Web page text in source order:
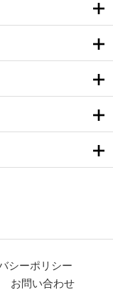
シーポリシー
お問い合わせ